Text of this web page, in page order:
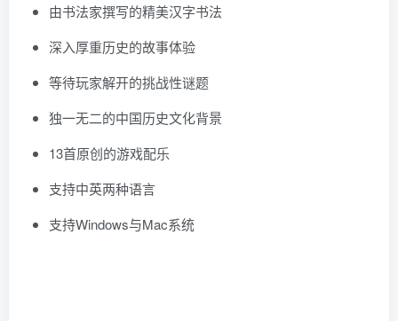
由书法家撰写的精美汉字书法
深入厚重历史的故事体验
等待玩家解开的挑战性谜题
独一无二的中国历史文化背景
13首原创的游戏配乐
支持中英两种语言
支持Windows与Mac系统